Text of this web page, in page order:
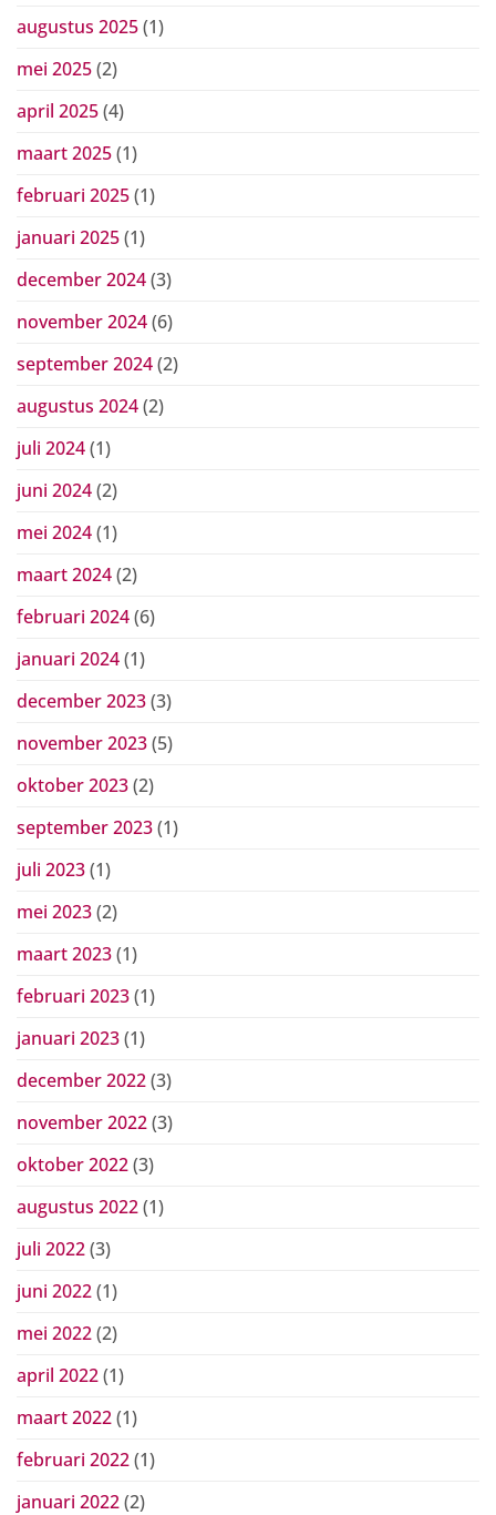
augustus 2025(1)
mei 2025(2)
april 2025(4)
maart 2025(1)
februari 2025(1)
januari 2025(1)
december 2024(3)
november 2024(6)
september 2024(2)
augustus 2024(2)
juli 2024(1)
juni 2024(2)
mei 2024(1)
maart 2024(2)
februari 2024(6)
januari 2024(1)
december 2023(3)
november 2023(5)
oktober 2023(2)
september 2023(1)
juli 2023(1)
mei 2023(2)
maart 2023(1)
februari 2023(1)
januari 2023(1)
december 2022(3)
november 2022(3)
oktober 2022(3)
augustus 2022(1)
juli 2022(3)
juni 2022(1)
mei 2022(2)
april 2022(1)
maart 2022(1)
februari 2022(1)
januari 2022(2)